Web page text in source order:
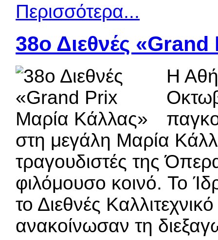
Περισσότερα...
38ο Διεθνές
Η
στη μεγάλη Μαρία
τραγουδιστές της
φιλόμουσο κοινό. To
το Διεθνές
ανακοίνωσαν τη